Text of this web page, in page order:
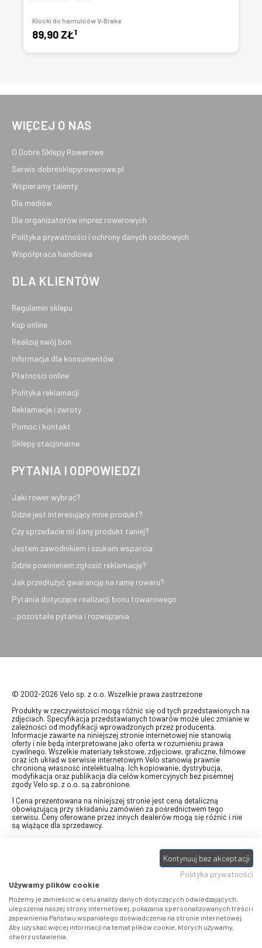
Klocki do hamulców V-Brake
89,90 ZŁ1
WIĘCEJ O NAS
O Dobre Sklepy Rowerowe
Serwis dobresklepyrowerowe.pl
Wspieramy talenty
Dla mediów
Dla organizatorów imprez rowerowych
Polityka prywatności i ochrony danych osobowych
Współpraca handlowa
DLA KLIENTÓW
Regulamin sklepu
Kup online
Realizuj swój bon
Informacja dla konsumentów
Płatności online
Polityka reklamacji
Reklamacje i zwroty
Pomoc i kontakt
Sklepy stacjonarne
PYTANIA I ODPOWIEDZI
Jaki rower wybrać?
Gdzie jest interesujący mnie produkt?
Czy sprzedacie mi dany produkt taniej?
Jestem zawodnikiem i szukam wsparcia
Gdzie powinienem zgłosić reklamację?
Jak przedłużyć gwarancję na ramę roweru?
Pytania dotyczące realizacji bonu towarowego
...pozostałe pytania i rozwiązania
© 2002-2026 Velo sp. z o.o. Wszelkie prawa zastrzeżone
Produkty w rzeczywistości mogą różnić się od tych przedstawionych na
zdjęciach. Specyfikacja przedstawianych towarów może ulec zmianie w
zależności od modyfikacji wprowadzonych przez producenta.
Informacje zawarte na niniejszej stronie internetowej nie stanowią
oferty i nie będą interpretowane jako oferta w rozumieniu prawa
cywilnego. Wszelkie materiały tekstowe, zdjęciowe, graficzne, filmowe
oraz ich układ w serwisie internetowym Velo stanowią prawnie
chronioną własność intelektualną. Ich kopiowanie, dystrybucja,
modyfikacja oraz publikacja dla celów komercyjnych bez pisemnej
zgody Velo sp. z o.o. są zabronione.
1 Cena prezentowana na niniejszej stronie jest ceną detaliczną
obowiązującą przy składaniu zamówień za pośrednictwem tego
serwisu. Ceny oferowane przez innych dealerów mogą się różnić i nie
są wiążące dla sprzedawcy.
swój bon" na towary z oferty VELO, aktualnie dostępnej na stronie
, w ramach sprzedaży premiowej. Dowiedz się jak
stronie promocji. Prezentowana wartość
eBonu uwzględnia fakt wyrażenia - w procesie rejestracji w Panelu
klienta- zgody na otrzymywanie drogą mailową informacji handlowo-
marketingowe, np. newsletter rowerowy. W przypadku braku zgody
wartość eBonu zostanie obniżona o 10 zł.
Pamiętaj, że eBony za produkty SIDI dotyczą zakupów w sklepach
SIDI Center, produkty Castelli zakupów w placówkach tworzących
Castelli Center.
Kontynuuj bez akceptacji
Polityka prywatności
Używamy plików cookie
Możemy je zamieścić w celu analizy danych dotyczących odwiedzających,
ulepszenia naszej strony internetowej, pokazania spersonalizowanych treści i
zapewnienia Państwu wspaniałego doświadczenia na stronie internetowej.
Aby uzyskać więcej informacji na temat plików cookie, których używamy,
otwórz ustawienia.